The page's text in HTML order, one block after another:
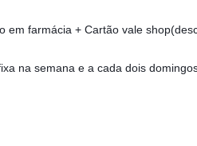
em farmácia + Cartão vale
na semana e a cada dois